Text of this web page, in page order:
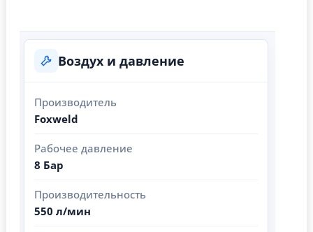
Воздух и давление
Производитель
Foxweld
Рабочее давление
8 Бар
Производительность
550 л/мин